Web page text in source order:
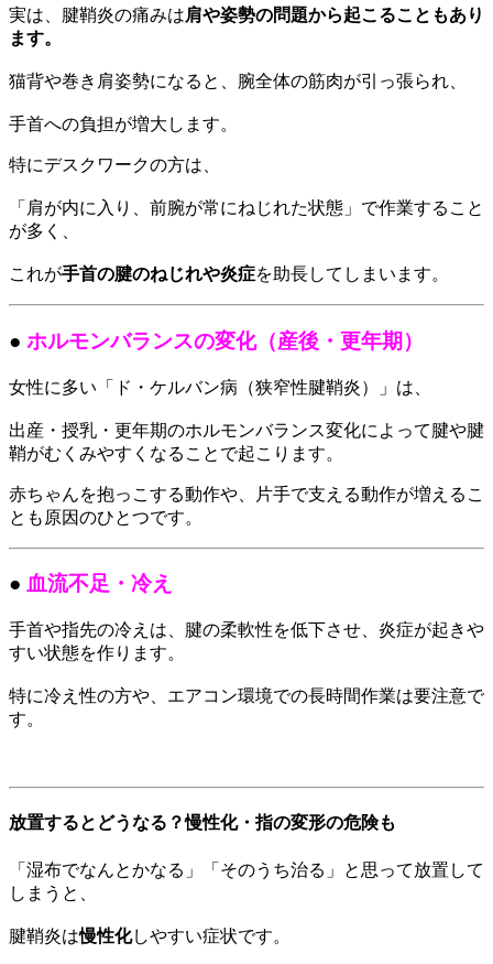
実は、腱鞘炎の痛みは肩や姿勢の問題から起こることもあり
ます。
猫背や巻き肩姿勢になると、腕全体の筋肉が引っ張られ、
手首への負担が増大します。
特にデスクワークの方は、
「肩が内に入り、前腕が常にねじれた状態」で作業すること
が多く、
これが手首の腱のねじれや炎症を助長してしまいます。
● ホルモンバランスの変化（産後・更年期）
女性に多い「ド・ケルバン病（狭窄性腱鞘炎）」は、
出産・授乳・更年期のホルモンバランス変化によって腱や腱
鞘がむくみやすくなることで起こります。
赤ちゃんを抱っこする動作や、片手で支える動作が増えるこ
とも原因のひとつです。
● 血流不足・冷え
手首や指先の冷えは、腱の柔軟性を低下させ、炎症が起きや
すい状態を作ります。
特に冷え性の方や、エアコン環境での長時間作業は要注意で
す。
放置するとどうなる？慢性化・指の変形の危険も
「湿布でなんとかなる」「そのうち治る」と思って放置して
しまうと、
腱鞘炎は慢性化しやすい症状です。